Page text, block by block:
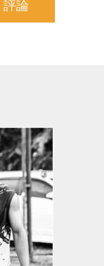
評論